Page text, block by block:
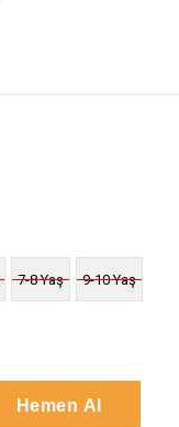
7-8 Yaş 9-10 Yaş